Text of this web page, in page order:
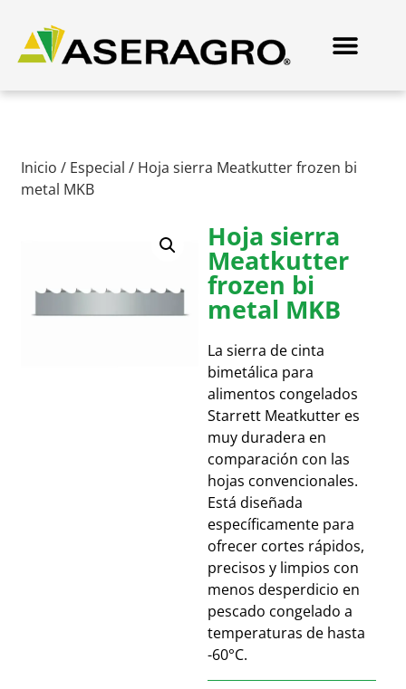
Inicio / Especial / Hoja sierra Meatkutter frozen bi
metal MKB
Hoja sierra
Meatkutter
frozen bi
metal MKB
La sierra de cinta
bimetálica para
alimentos congelados
Starrett Meatkutter es
muy duradera en
comparación con las
hojas convencionales.
Está diseñada
específicamente para
ofrecer cortes rápidos,
precisos y limpios con
menos desperdicio en
pescado congelado a
temperaturas de hasta
-60°C.